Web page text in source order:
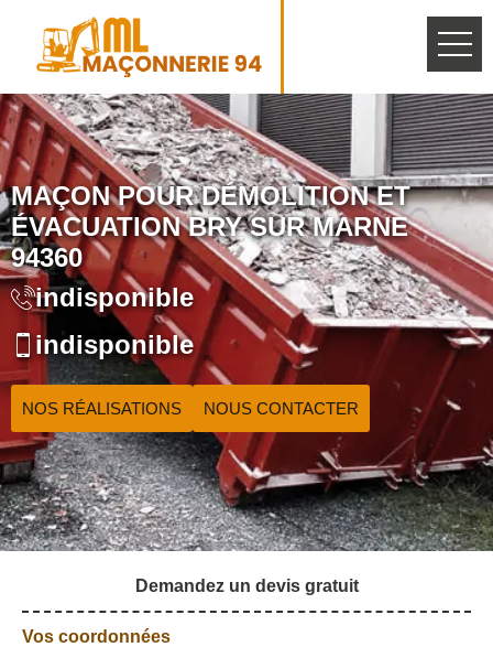
MAÇON POUR DÉMOLITION ET
ÉVACUATION BRY SUR MARNE
94360
indisponible
indisponible
NOS RÉALISATIONS NOUS CONTACTER
Demandez un devis gratuit
Vos coordonnées